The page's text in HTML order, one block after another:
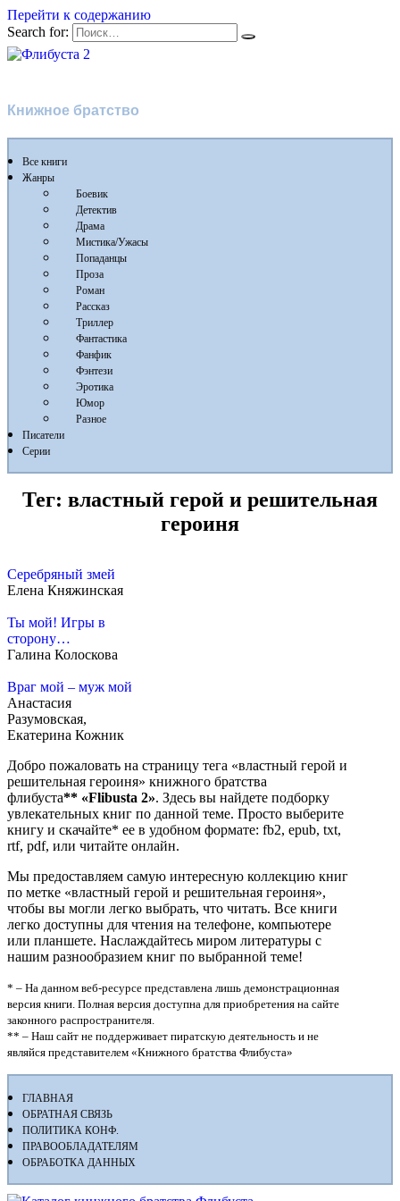
Перейти к содержанию
Search for:
Книжное братство
Все книги
Жанры
Боевик
Детектив
Драма
Мистика/Ужасы
Попаданцы
Проза
Роман
Рассказ
Триллер
Фантастика
Фанфик
Фэнтези
Эротика
Юмор
Разное
Писатели
Серии
Тег: властный герой и решительная
героиня
Серебряный змей
Елена Княжинская
Ты мой! Игры в
сторону…
Галина Колоскова
Враг мой – муж мой
Анастасия
Разумовская,
Екатерина Кожник
Добро пожаловать на страницу тега «властный герой и
решительная героиня» книжного братства
флибуста** «Flibusta 2». Здесь вы найдете подборку
увлекательных книг по данной теме. Просто выберите
книгу и скачайте* ее в удобном формате: fb2, epub, txt,
rtf, pdf, или читайте онлайн.
Мы предоставляем самую интересную коллекцию книг
по метке «властный герой и решительная героиня»,
чтобы вы могли легко выбрать, что читать. Все книги
легко доступны для чтения на телефоне, компьютере
или планшете. Наслаждайтесь миром литературы с
нашим разнообразием книг по выбранной теме!
* – На данном веб-ресурсе представлена лишь демонстрационная
версия книги. Полная версия доступна для приобретения на сайте
законного распространителя.
** – Наш сайт не поддерживает пиратскую деятельность и не
являйся представителем «Книжного братства Флибуста»
ГЛАВНАЯ
ОБРАТНАЯ СВЯЗЬ
ПОЛИТИКА КОНФ.
ПРАВООБЛАДАТЕЛЯМ
ОБРАБОТКА ДАННЫХ